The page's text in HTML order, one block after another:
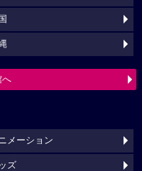
へ
メーション
ズ